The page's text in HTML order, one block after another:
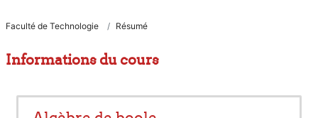
Faculté de Technologie Résumé
Informations du cours